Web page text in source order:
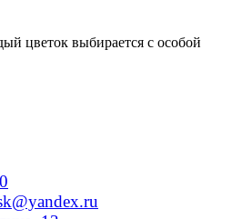
цветок выбирается с особой